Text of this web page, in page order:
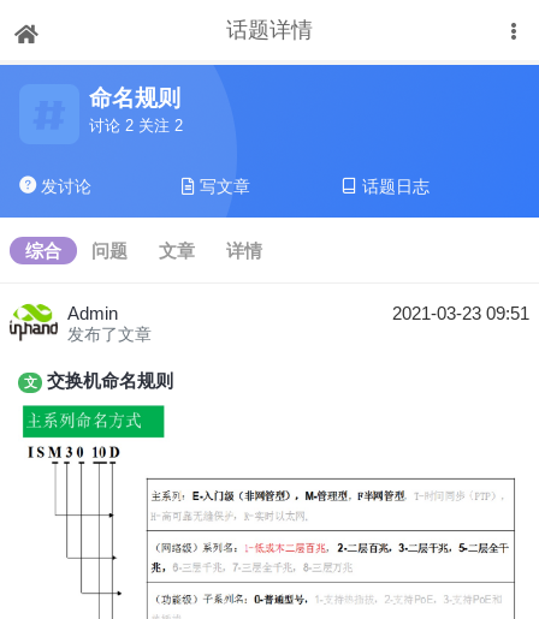
话题详情
下拉刷新
命名规则
讨论 2 关注 2
发讨论 写文章 话题日志
综合 问题 文章 详情
Admin
发布了文章
2021-03-23 09:51
文 交换机命名规则